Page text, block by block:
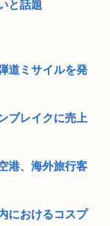
と話題
道ミサイルを発
ブレイクに売上
港、海外旅行客
におけるコスプ